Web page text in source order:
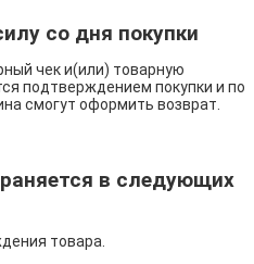
со дня покупки
чек и(или) товарную
подтверждением покупки и по
смогут оформить возврат.
в следующих
товара.